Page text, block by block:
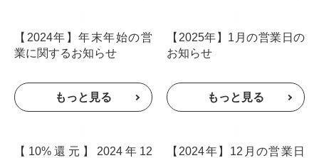
【2024年】年末年始の営
業に関するお知らせ
【2025年】1月の営業日の
お知らせ
【10%還元】2024年12
【2024年】12月の営業日